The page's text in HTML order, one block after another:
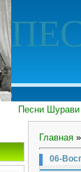
Песни Шурави
Главная »
06-